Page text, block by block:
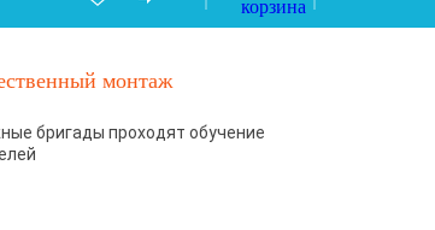
монтаж
бригады проходят обучение